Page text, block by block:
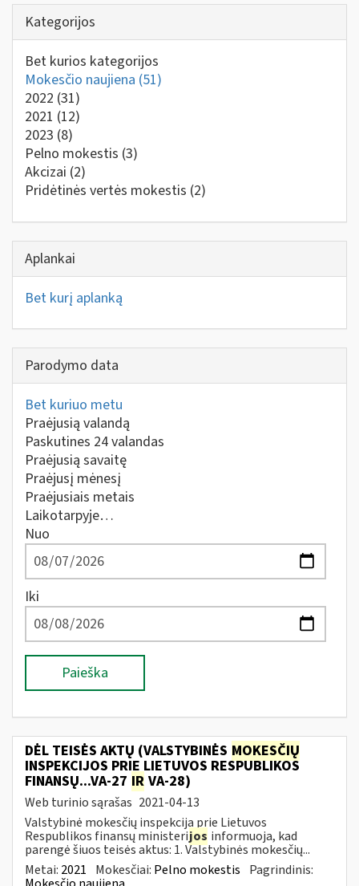
Kategorijos
Bet kurios kategorijos
Mokesčio naujiena (51)
2022 (31)
2021 (12)
2023 (8)
Pelno mokestis (3)
Akcizai (2)
Pridėtinės vertės mokestis (2)
Aplankai
Bet kurį aplanką
Parodymo data
Bet kuriuo metu
Praėjusią valandą
Paskutines 24 valandas
Praėjusią savaitę
Praėjusį mėnesį
Praėjusiais metais
Laikotarpyje…
Nuo
Iki
Paieška
DĖL TEISĖS AKTŲ (VALSTYBINĖS MOKESČIŲ
INSPEKCIJOS PRIE LIETUVOS RESPUBLIKOS
FINANSŲ...VA-27 IR VA-28)
Web turinio sąrašas 2021-04-13
Valstybinė mokesčių inspekcija prie Lietuvos
Respublikos finansų ministerijos informuoja, kad
parengė šiuos teisės aktus: 1. Valstybinės mokesčių...
Metai: 2021 Mokesčiai: Pelno mokestis Pagrindinis: